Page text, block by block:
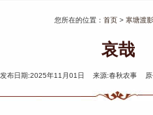
您所在的位置： 首页 > 寒塘渡
哀哉
发布日期:2025年11月01日 来源:春秋农事 原